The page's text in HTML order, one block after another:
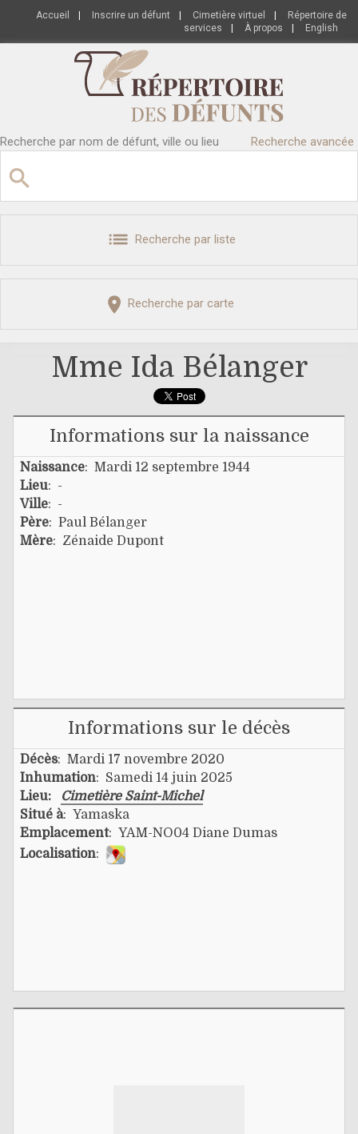
Accueil Inscrire un défunt Cimetière virtuel
Répertoire de
services
À propos English
Recherche par nom de défunt, ville ou lieu Recherche avancée
Recherche par liste
Recherche par carte
Mme Ida Bélanger
Informations sur la naissance
Naissance: Mardi 12 septembre 1944
Lieu: -
Ville: -
Père: Paul Bélanger
Mère: Zénaide Dupont
Informations sur le décès
Décès: Mardi 17 novembre 2020
Inhumation: Samedi 14 juin 2025
Lieu:
Cimetière Saint-Michel
Situé à: Yamaska
Emplacement: YAM-NO04 Diane Dumas
Localisation: